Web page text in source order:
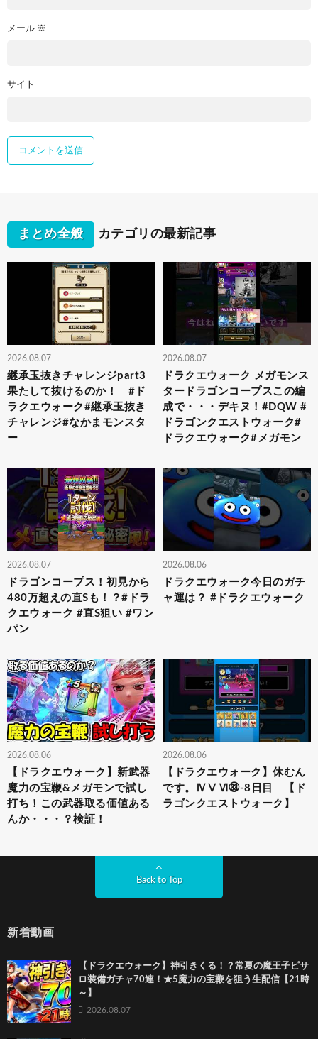
メール ※
サイト
まとめ全般 カテゴリの最新記事
2026.08.07
継承玉抜きチャレンジpart3
果たして抜けるのか！ #ド
ラクエウォーク#継承玉抜き
チャレンジ#なかまモンスタ
ー
2026.08.07
ドラクエウォーク メガモンス
タードラゴンコープスこの編
成で・・・デキヌ！#DQW #
ドラゴンクエストウォーク#
ドラクエウォーク#メガモン
2026.08.07
ドラゴンコープス！初見から
480万超えの直Sも！？#ドラ
クエウォーク #直S狙い #ワン
パン
2026.08.06
ドラクエウォーク今日のガチ
ャ運は？ #ドラクエウォーク
2026.08.06
【ドラクエウォーク】新武器
魔力の宝鞭&メガモンで試し
打ち！この武器取る価値ある
んか・・・？検証！
2026.08.06
【ドラクエウォーク】休むん
です。ⅣⅤⅥ㉝-8日目 【ド
ラゴンクエストウォーク】
Back to Top
新着動画
【ドラクエウォーク】神引きくる！？常夏の魔王子ピサ
ロ装備ガチャ70連！★5魔力の宝鞭を狙う生配信【21時
～】
2026.08.07